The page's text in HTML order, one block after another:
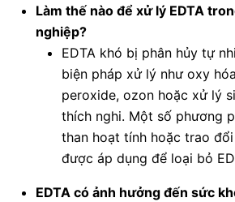
Làm thế nào để xử lý EDTA
nghiệp?
EDTA khó bị phân hủy tự
biện pháp xử lý như oxy
peroxide, ozon hoặc xử lý
thích nghi. Một số phương
than hoạt tính hoặc trao
được áp dụng để loại bỏ
EDTA có ảnh hưởng đến sức